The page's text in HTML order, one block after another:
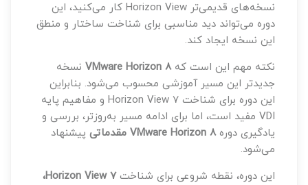
نسخه‌های قدیمی‌تر Horizon View کار می‌کنید، این
دوره می‌تواند دید مناسبی برای شناخت ساختار و منطق
این نسخه ایجاد کند.
نکته مهم این است کهVMware Horizon 8نسخه
جدیدتر این مسیر آموزشی محسوب می‌شود. بنابراین
این دوره برای شناخت Horizon View 7 و مفاهیم پایه
VDI مفید است، اما برای ادامه مسیر به‌روزتر، بررسی و
یادگیری دورهVMware Horizon 8 مقدماتی
پیشنهاد
می‌شود.
این دوره، نقطه شروعی برای شناخت
Horizon View 7،